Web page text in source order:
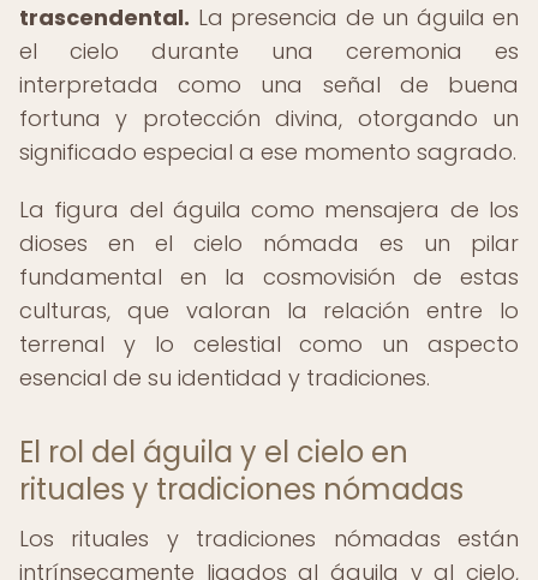
trascendental. La presencia de un águila en
el cielo durante una ceremonia es
interpretada como una señal de buena
fortuna y protección divina, otorgando un
significado especial a ese momento sagrado.
La figura del águila como mensajera de los
dioses en el cielo nómada es un pilar
fundamental en la cosmovisión de estas
culturas, que valoran la relación entre lo
terrenal y lo celestial como un aspecto
esencial de su identidad y tradiciones.
El rol del águila y el cielo en
rituales y tradiciones nómadas
Los rituales y tradiciones nómadas están
intrínsecamente ligados al águila y al cielo,